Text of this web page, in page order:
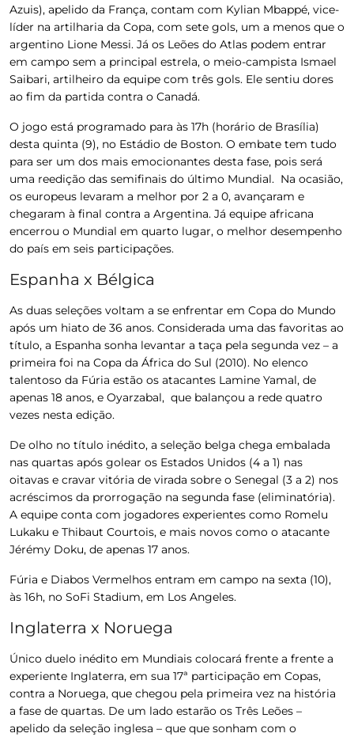
Azuis), apelido da França, contam com Kylian Mbappé, vice-
líder na artilharia da Copa, com sete gols, um a menos que o
argentino Lione Messi. Já os Leões do Atlas podem entrar
em campo sem a principal estrela, o meio-campista Ismael
Saibari, artilheiro da equipe com três gols. Ele sentiu dores
ao fim da partida contra o Canadá.
O jogo está programado para às 17h (horário de Brasília)
desta quinta (9), no Estádio de Boston. O embate tem tudo
para ser um dos mais emocionantes desta fase, pois será
uma reedição das semifinais do último Mundial. Na ocasião,
os europeus levaram a melhor por 2 a 0, avançaram e
chegaram à final contra a Argentina. Já equipe africana
encerrou o Mundial em quarto lugar, o melhor desempenho
do país em seis participações.
Espanha x Bélgica
As duas seleções voltam a se enfrentar em Copa do Mundo
após um hiato de 36 anos. Considerada uma das favoritas ao
título, a Espanha sonha levantar a taça pela segunda vez – a
primeira foi na Copa da África do Sul (2010). No elenco
talentoso da Fúria estão os atacantes Lamine Yamal, de
apenas 18 anos, e Oyarzabal, que balançou a rede quatro
vezes nesta edição.
De olho no título inédito, a seleção belga chega embalada
nas quartas após golear os Estados Unidos (4 a 1) nas
oitavas e cravar vitória de virada sobre o Senegal (3 a 2) nos
acréscimos da prorrogação na segunda fase (eliminatória).
A equipe conta com jogadores experientes como Romelu
Lukaku e Thibaut Courtois, e mais novos como o atacante
Jérémy Doku, de apenas 17 anos.
Fúria e Diabos Vermelhos entram em campo na sexta (10),
às 16h, no SoFi Stadium, em Los Angeles.
Inglaterra x Noruega
Único duelo inédito em Mundiais colocará frente a frente a
experiente Inglaterra, em sua 17ª participação em Copas,
contra a Noruega, que chegou pela primeira vez na história
a fase de quartas. De um lado estarão os Três Leões –
apelido da seleção inglesa – que que sonham com o